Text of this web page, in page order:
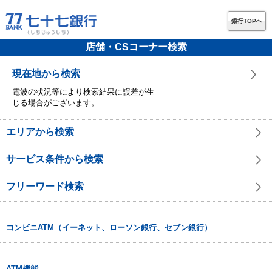
銀行TOPへ
店舗・CSコーナー検索
現在地から検索
電波の状況等により検索結果に誤差が生
じる場合がございます。
エリアから検索
サービス条件から検索
フリーワード検索
コンビニATM（イーネット、ローソン銀行、セブン銀行）